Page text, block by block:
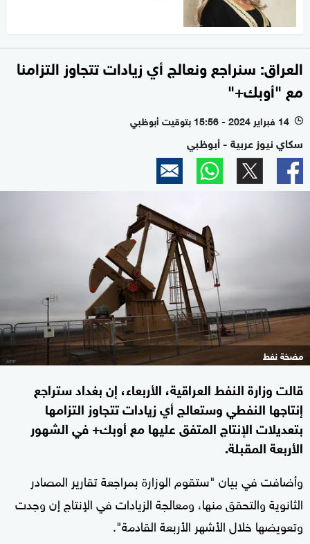
العراق: سنراجع ونعالج أي زيادات تتجاوز التزامنا
مع "أوبك+"
l 14 فبراير 2024 - 15:56 بتوقيت أبوظبي
سكاي نيوز عربية - أبوظبي
مضخة نفط
قالت وزارة النفط العراقية، الأربعاء، إن بغداد ستراجع
إنتاجها النفطي وستعالج أي زيادات تتجاوز التزامها
بتعديلات الإنتاج المتفق عليها مع أوبك+ في الشهور
الأربعة المقبلة.
وأضافت في بيان "ستقوم الوزارة بمراجعة تقارير المصادر
الثانوية والتحقق منها، ومعالجة الزيادات في الإنتاج إن وجدت
وتعويضها خلال الأشهر الأربعة القادمة".